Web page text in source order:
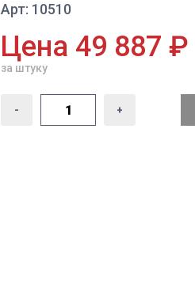
Арт: 10510
Цена 49 887 ₽
за штуку
- +